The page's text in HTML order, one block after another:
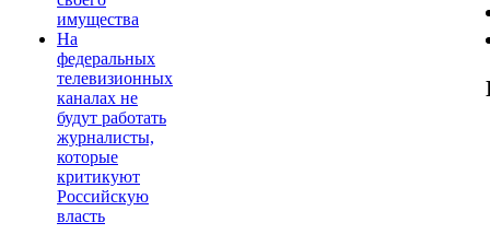
имущества
На
федеральных
телевизионных
каналах не
будут работать
журналисты,
которые
критикуют
Российскую
власть